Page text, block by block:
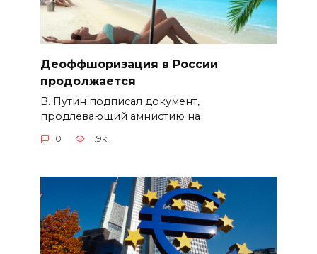
Деоффшоризация в России
продолжается
В. Путин подписал документ,
продлевающий амнистию на
0 1.9к.